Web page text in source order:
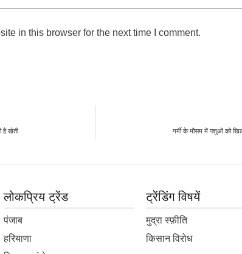
in this browser for the next time I comment.
है खेती गर्मी के मौसम में पशुओं को
लोकप्रिय ट्रेंड
पंजाब
हरियाणा
ट्रेंडिंग विषयें
मुद्रा स्फ़ीति
किसान विरोध